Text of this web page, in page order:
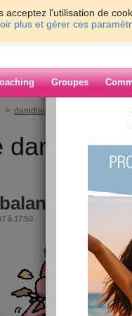
l'utilisation de
plus et gérer ces
Groupes
> danidiane
danidiane
à 17:59